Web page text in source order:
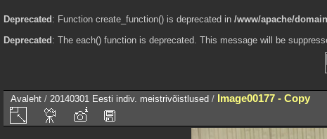
Deprecated : Function create_function() is deprecated in /www/apache/
Deprecated : The each() function is deprecated. This message will be
Avaleht / 20140301 Eesti indiv. meistrivõistlused / Image00177 - Copy